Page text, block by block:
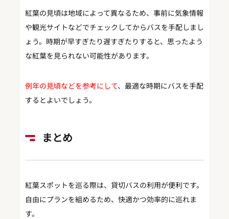
紅葉の見頃は地域によって異なるため、事前に気象情報
や観光サイトなどでチェックしてからバスを手配しまし
ょう。時期が早すぎたり遅すぎたりすると、思ったよう
な紅葉を見られない可能性があります。
例年の見頃などを参考にして、最適な時期にバスを手配
するとよいでしょう。
まとめ
紅葉スポットを巡る際は、貸切バスの利用が便利です。
自由にプランを組めるため、快適かつ効率的に巡れま
す。